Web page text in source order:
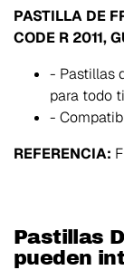
PASTILLA DE
CODE R 2011,
- Pastillas
para todo
-
REFERENCIA:
Pastillas
pueden